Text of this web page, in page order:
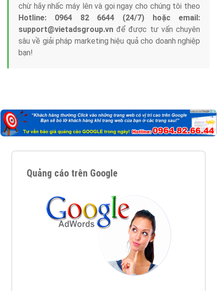
chừ hãy nhấc máy lên và gọi ngay cho chúng tôi theo
Hotline: 0964 82 6644 (24/7) hoặc email:
support@vietadsgroup.vn để được tư vấn chuyên
sâu về giải pháp marketing hiệu quả cho doanh nghiệp
bạn!
Quảng cáo trên Google